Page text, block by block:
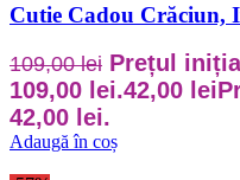
Cutie Cadou Crăciun,
109,00lei Prețul
109,00 lei.42,00 lei
42,00 lei.
Adaugă în coș